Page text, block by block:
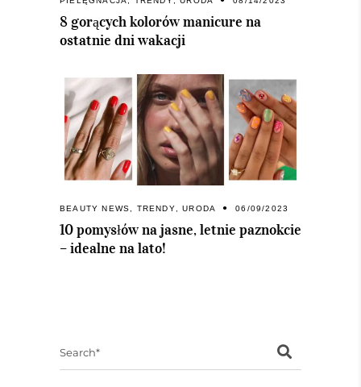
8 gorących kolorów manicure na
ostatnie dni wakacji
BEAUTY NEWS TRENDY ,URODA 06/09/2023
10 pomysłów na jasne, letnie paznokcie
– idealne na lato!